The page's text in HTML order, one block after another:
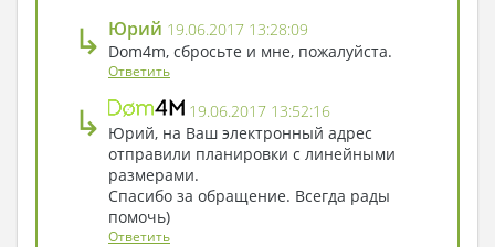
↳ Юрий 19.06.2017 13:28:09
Dom4m, сбросьте и мне, пожалуйста.
Ответить
↳
19.06.2017 13:52:16
Юрий, на Ваш электронный адрес
отправили планировки с линейными
размерами.
Спасибо за обращение. Всегда рады
помочь)
Ответить